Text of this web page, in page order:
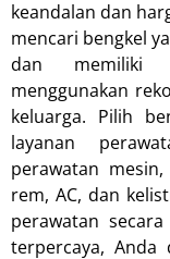
keandalan dan
mencari bengkel
dan memiliki
menggunakan
keluarga. Pilih
layanan
perawatan
rem, AC, dan
perawatan
terpercaya, Anda